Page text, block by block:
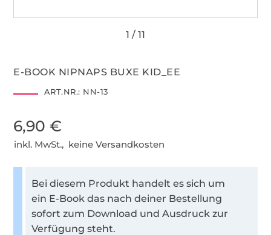
E-BOOK NIPNAPS BUXE KID_EE
ART.NR.: NN-13
6,90 €
inkl. MwSt., keine Versandkosten
Bei diesem Produkt handelt es sich um
ein E-Book das nach deiner Bestellung
sofort zum Download und Ausdruck zur
Verfügung steht.